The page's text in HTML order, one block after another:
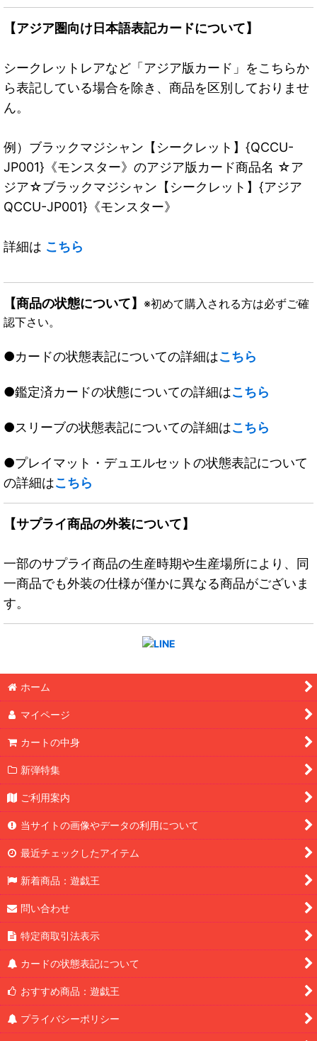
【アジア圏向け日本語表記カードについて】
シークレットレアなど「アジア版カード」をこちらか
ら表記している場合を除き、商品を区別しておりませ
ん。
例）ブラックマジシャン【シークレット】{QCCU-
JP001}《モンスター》のアジア版カード商品名 ☆ア
ジア☆ブラックマジシャン【シークレット】{アジア
QCCU-JP001}《モンスター》
詳細は こちら
【商品の状態について】 ※初めて購入される方は必ずご確
認下さい。
●カードの状態表記についての詳細はこちら
●鑑定済カードの状態についての詳細はこちら
●スリーブの状態表記についての詳細はこちら
●プレイマット・デュエルセットの状態表記について
の詳細はこちら
【サプライ商品の外装について】
一部のサプライ商品の生産時期や生産場所により、同
一商品でも外装の仕様が僅かに異なる商品がございま
す。
ホーム
マイページ
カートの中身
新弾特集
ご利用案内
当サイトの画像やデータの利用について
最近チェックしたアイテム
新着商品：遊戯王
問い合わせ
特定商取引法表示
カードの状態表記について
おすすめ商品：遊戯王
プライバシーポリシー